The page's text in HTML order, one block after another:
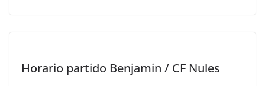
Horario partido Benjamin / CF Nules